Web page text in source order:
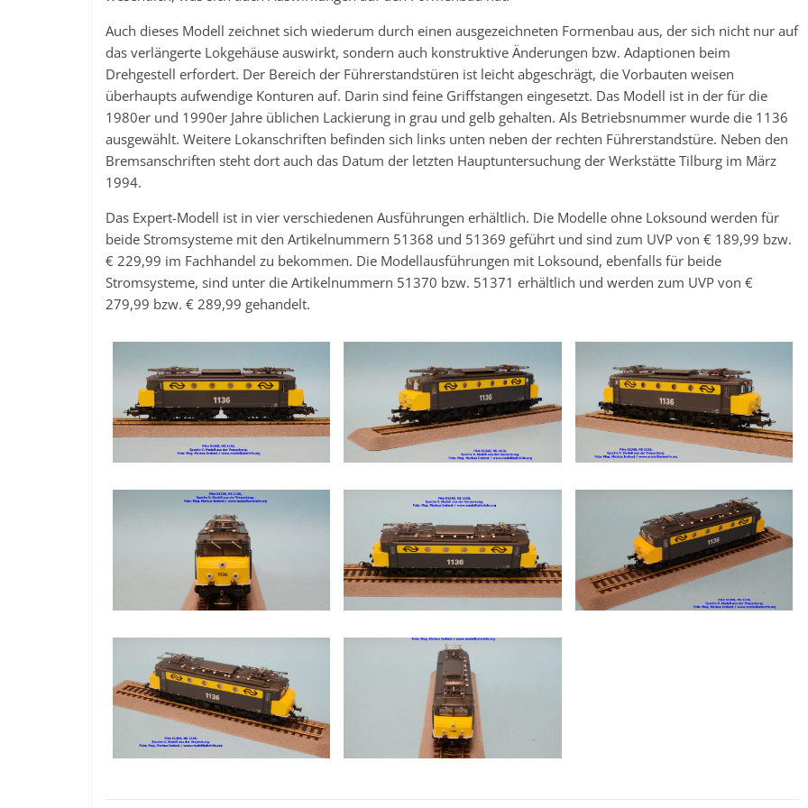
Auch dieses Modell zeichnet sich wiederum durch einen ausgezeichneten Formenbau aus, der sich nicht nur auf
das verlängerte Lokgehäuse auswirkt, sondern auch konstruktive Änderungen bzw. Adaptionen beim
Drehgestell erfordert. Der Bereich der Führerstandstüren ist leicht abgeschrägt, die Vorbauten weisen
überhaupts aufwendige Konturen auf. Darin sind feine Griffstangen eingesetzt. Das Modell ist in der für die
1980er und 1990er Jahre üblichen Lackierung in grau und gelb gehalten. Als Betriebsnummer wurde die 1136
ausgewählt. Weitere Lokanschriften befinden sich links unten neben der rechten Führerstandstüre. Neben den
Bremsanschriften steht dort auch das Datum der letzten Hauptuntersuchung der Werkstätte Tilburg im März
1994.
Das Expert-Modell ist in vier verschiedenen Ausführungen erhältlich. Die Modelle ohne Loksound werden für
beide Stromsysteme mit den Artikelnummern 51368 und 51369 geführt und sind zum UVP von € 189,99 bzw.
€ 229,99 im Fachhandel zu bekommen. Die Modellausführungen mit Loksound, ebenfalls für beide
Stromsysteme, sind unter die Artikelnummern 51370 bzw. 51371 erhältlich und werden zum UVP von €
279,99 bzw. € 289,99 gehandelt.